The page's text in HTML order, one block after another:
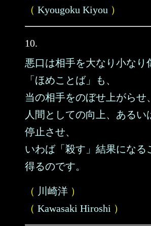
（ Kyougoku Kiyou ）
10.
悪口は相手を大なり小なり
「ほめことば」も、
当の相手をのぼせ上がらせ、
人間としての向上、あるい
停止させ、
いわば「殺す」結果になる
得るのです。
（ 川崎洋 ）
（ Kawasaki Hiroshi ）